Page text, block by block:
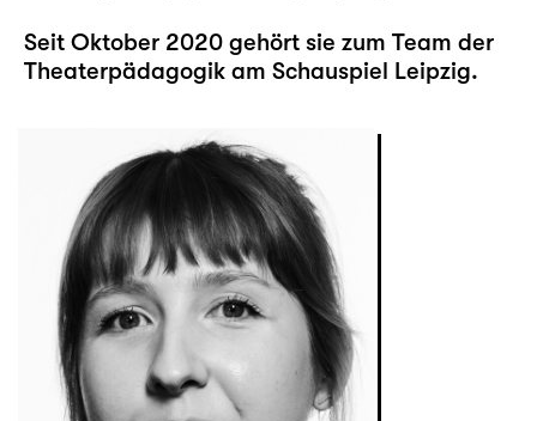
Seit Oktober 2020 gehört sie zum Team der
Theaterpädagogik am Schauspiel Leipzig.